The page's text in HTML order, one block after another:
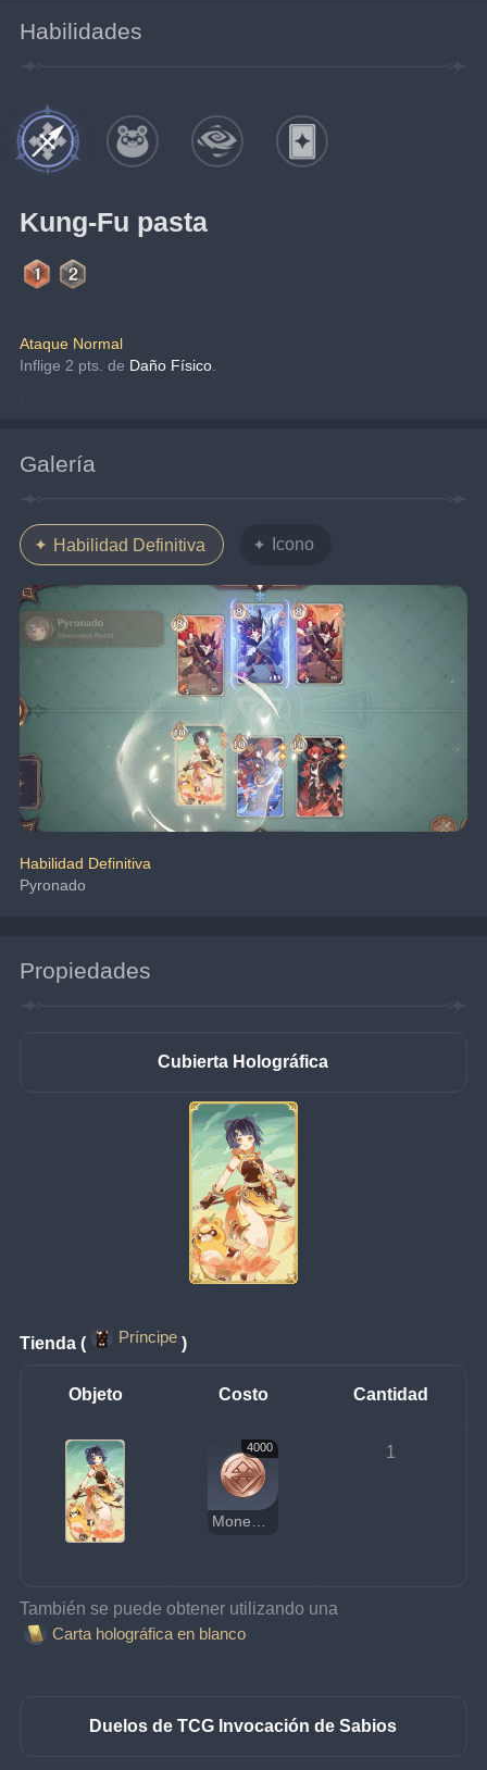
Habilidades
Kung-Fu pasta
Ataque Normal
Inflige 2 pts. de Daño Físico.
Galería
Habilidad Definitiva Icono
Habilidad Definitiva
Pyronado
Propiedades
Cubierta Holográfica
Tienda ( Príncipe )
Objeto Costo Cantidad
4000
Moneda de la suerte
1
También se puede obtener utilizando una
Carta holográfica en blanco
Duelos de TCG Invocación de Sabios